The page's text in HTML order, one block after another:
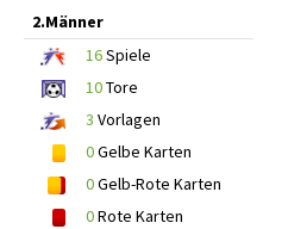
2.Männer
16Spiele
10Tore
3 Vorlagen
0Gelbe Karten
0Gelb-Rote Karten
0Rote Karten